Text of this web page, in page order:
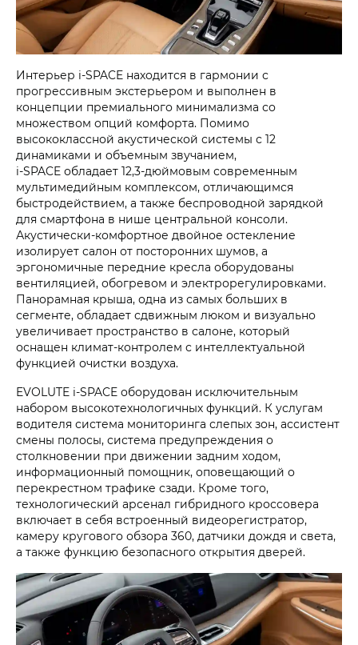
Интерьер i‑SPACE находится в гармонии с
прогрессивным экстерьером и выполнен в
концепции премиального минимализма со
множеством опций комфорта. Помимо
высококлассной акустической системы с 12
динамиками и объемным звучанием,
i‑SPACE обладает 12,3-дюймовым современным
мультимедийным комплексом, отличающимся
быстродействием, а также беспроводной зарядкой
для смартфона в нише центральной консоли.
Акустически-комфортное двойное остекление
изолирует салон от посторонних шумов, а
эргономичные передние кресла оборудованы
вентиляцией, обогревом и электрорегулировками.
Панорамная крыша, одна из самых больших в
сегменте, обладает сдвижным люком и визуально
увеличивает пространство в салоне, который
оснащен климат-контролем с интеллектуальной
функцией очистки воздуха.
EVOLUTE i‑SPACE оборудован исключительным
набором высокотехнологичных функций. К услугам
водителя система мониторинга слепых зон, ассистент
смены полосы, система предупреждения о
столкновении при движении задним ходом,
информационный помощник, оповещающий о
перекрестном трафике сзади. Кроме того,
технологический арсенал гибридного кроссовера
включает в себя встроенный видеорегистратор,
камеру кругового обзора 360, датчики дождя и света,
а также функцию безопасного открытия дверей.